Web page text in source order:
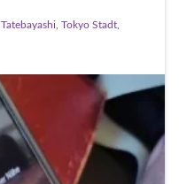
Tatebayashi Tokyo Stadt